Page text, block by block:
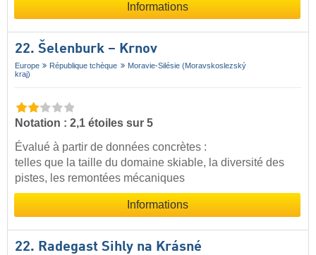
Informations
22. Šelenburk – Krnov
Europe République tchèque
Moravie-Silésie (Moravskoslezský
kraj)
Notation : 2,1 étoiles sur 5
Évalué à partir de données concrètes :
telles que la taille du domaine skiable, la diversité des
pistes, les remontées mécaniques
Informations
22. Radegast Sihly na Krásné